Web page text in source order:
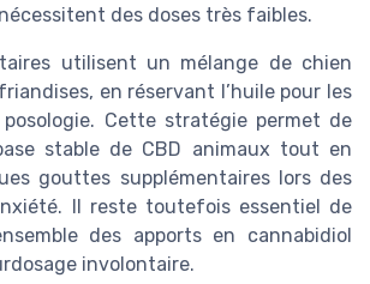
des doses très faibles.
utilisent un mélange de chien
en réservant l’huile pour les
Cette stratégie permet de
stable de CBD animaux tout en
gouttes supplémentaires lors des
Il reste toutefois essentiel de
des apports en cannabidiol
involontaire.